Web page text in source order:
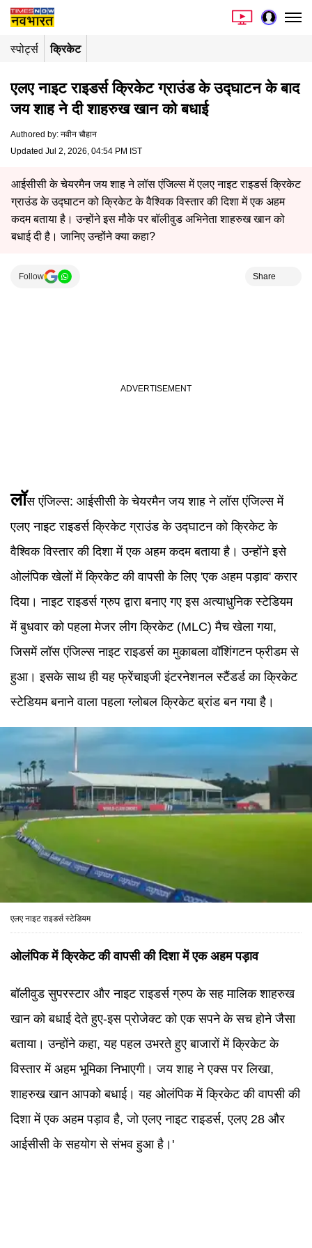
स्पोर्ट्स क्रिकेट
एलए नाइट राइडर्स क्रिकेट ग्राउंड के उद्घाटन के बाद
जय शाह ने दी शाहरुख खान को बधाई
Authored by: नवीन चौहान
Updated Jul 2, 2026, 04:54 PM IST
आईसीसी के चेयरमैन जय शाह ने लॉस एंजिल्स में एलए नाइट राइडर्स क्रिकेट
ग्राउंड के उद्घाटन को क्रिकेट के वैश्विक विस्तार की दिशा में एक अहम
कदम बताया है। उन्होंने इस मौके पर बॉलीवुड अभिनेता शाहरुख खान को
बधाई दी है। जानिए उन्होंने क्या कहा?
Follow Share
लॉस एंजिल्स: आईसीसी के चेयरमैन जय शाह ने लॉस एंजिल्स में
एलए नाइट राइडर्स क्रिकेट ग्राउंड के उद्घाटन को क्रिकेट के
वैश्विक विस्तार की दिशा में एक अहम कदम बताया है। उन्होंने इसे
ओलंपिक खेलों में क्रिकेट की वापसी के लिए 'एक अहम पड़ाव' करार
दिया। नाइट राइडर्स ग्रुप द्वारा बनाए गए इस अत्याधुनिक स्टेडियम
में बुधवार को पहला मेजर लीग क्रिकेट (MLC) मैच खेला गया,
जिसमें लॉस एंजिल्स नाइट राइडर्स का मुकाबला वॉशिंगटन फ्रीडम से
हुआ। इसके साथ ही यह फ्रेंचाइजी इंटरनेशनल स्टैंडर्ड का क्रिकेट
स्टेडियम बनाने वाला पहला ग्लोबल क्रिकेट ब्रांड बन गया है।
एलए नाइट राइडर्स स्टेडियम
ओलंपिक में क्रिकेट की वापसी की दिशा में एक अहम पड़ाव
बॉलीवुड सुपरस्टार और नाइट राइडर्स ग्रुप के सह मालिक शाहरुख
खान को बधाई देते हुए-इस प्रोजेक्ट को एक सपने के सच होने जैसा
बताया। उन्होंने कहा, यह पहल उभरते हुए बाजारों में क्रिकेट के
विस्तार में अहम भूमिका निभाएगी। जय शाह ने एक्स पर लिखा,
शाहरुख खान आपको बधाई। यह ओलंपिक में क्रिकेट की वापसी की
दिशा में एक अहम पड़ाव है, जो एलए नाइट राइडर्स, एलए 28 और
आईसीसी के सहयोग से संभव हुआ है।'